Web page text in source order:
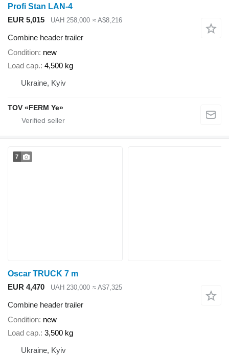
Profi Stan LAN-4
EUR 5,015
UAH 258,000 ≈ A$8,216
Combine header trailer
Condition new
Load cap. 4,500 kg
Ukraine, Kyiv
TOV «FERM Ye»
7
Oscar TRUCK 7 m
EUR 4,470
UAH 230,000 ≈ A$7,325
Combine header trailer
Condition new
Load cap. 3,500 kg
Ukraine, Kyiv